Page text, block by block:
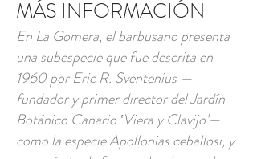
MÁS INFORMACIÓN
En La Gomera, el barbusano presenta
una subespecie que fue descrita en
1960 por Eric R. Sventenius —
fundador y primer director del Jardín
Botánico Canario ‛Viera y Clavijo’—
como la especie Apollonias ceballosi, y